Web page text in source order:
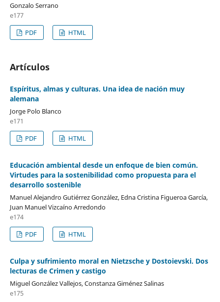
Gonzalo Serrano
e177
PDF
HTML
Artículos
Espíritus, almas y culturas. Una idea de nación muy
alemana
Jorge Polo Blanco
e171
PDF
HTML
Educación ambiental desde un enfoque de bien común.
Virtudes para la sostenibilidad como propuesta para el
desarrollo sostenible
Manuel Alejandro Gutiérrez González, Edna Cristina Figueroa García,
Juan Manuel Vizcaíno Arredondo
e174
PDF
HTML
Culpa y sufrimiento moral en Nietzsche y Dostoievski. Dos
lecturas de Crimen y castigo
Miguel González Vallejos, Constanza Giménez Salinas
e175